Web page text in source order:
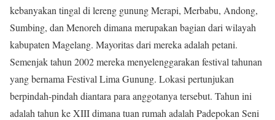
kebanyakan tingal di lereng gunung Merapi, Merbabu, Andong,
Sumbing, dan Menoreh dimana merupakan bagian dari wilayah
kabupaten Magelang. Mayoritas dari mereka adalah petani.
Semenjak tahun 2002 mereka menyelenggarakan festival tahunan
yang bernama Festival Lima Gunung. Lokasi pertunjukan
berpindah-pindah diantara para anggotanya tersebut. Tahun ini
adalah tahun ke XIII dimana tuan rumah adalah Padepokan Seni